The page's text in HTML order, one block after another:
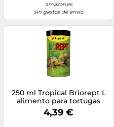
amazon.es
sin gastos de envío
250 ml Tropical Briorept L
alimento para tortugas
4,39 €